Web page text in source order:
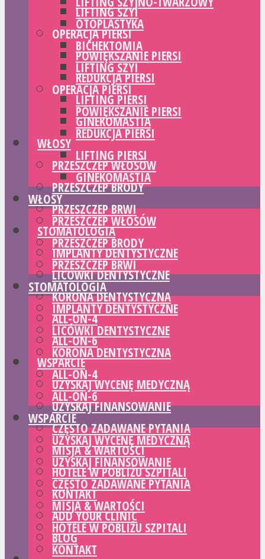
LIFTING SZYI
OPERACJA PIERSI
POWIĘKSZANIE PIERSI
REDUKCJA PIERSI
LIFTING PIERSI
GINEKOMASTIA
WŁOSY
PRZESZCZEP WŁOSÓW
PRZESZCZEP BRODY
PRZESZCZEP BRWI
STOMATOLOGIA
IMPLANTY DENTYSTYCZNE
LICÓWKI DENTYSTYCZNE
KORONA DENTYSTYCZNA
ALL-ON-4
ALL-ON-6
WSPARCIE
UZYSKAJ WYCENĘ MEDYCZNĄ
UZYSKAJ FINANSOWANIE
CZĘSTO ZADAWANE PYTANIA
MISJA & WARTOŚCI
HOTELE W POBLIŻU SZPITALI
KONTAKT
ADD YOUR CLINIC
BLOG
OTOPLASTYKA
BICHEKTOMIA
LIFTING SZYI
OPERACJA PIERSI
POWIĘKSZANIE PIERSI
REDUKCJA PIERSI
LIFTING PIERSI
GINEKOMASTIA
WŁOSY
PRZESZCZEP WŁOSÓW
PRZESZCZEP BRODY
PRZESZCZEP BRWI
STOMATOLOGIA
IMPLANTY DENTYSTYCZNE
LICÓWKI DENTYSTYCZNE
KORONA DENTYSTYCZNA
ALL-ON-4
ALL-ON-6
WSPARCIE
UZYSKAJ WYCENĘ MEDYCZNĄ
UZYSKAJ FINANSOWANIE
CZĘSTO ZADAWANE PYTANIA
MISJA & WARTOŚCI
HOTELE W POBLIŻU SZPITALI
KONTAKT